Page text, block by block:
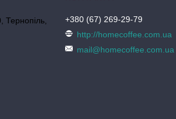
+380 (67) 269-29-79
http://homecoffee.com.ua
mail@homecoffee.com.ua